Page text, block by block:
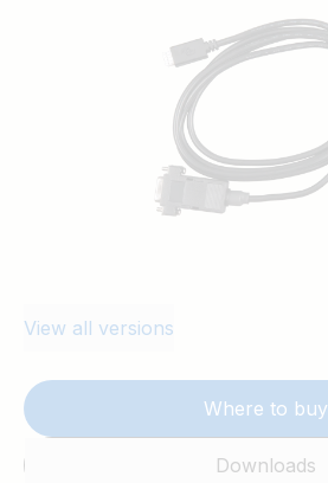
View all versions
Where to buy
Downloads